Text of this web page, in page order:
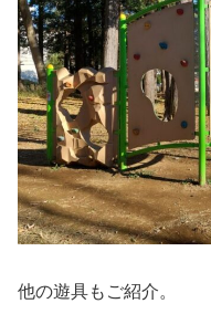
他の遊具もご紹介。